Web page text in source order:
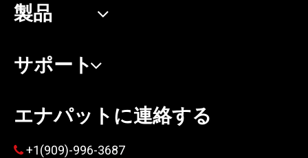
製品
サポート
エナパットに連絡する
 +1(909)-996-3687